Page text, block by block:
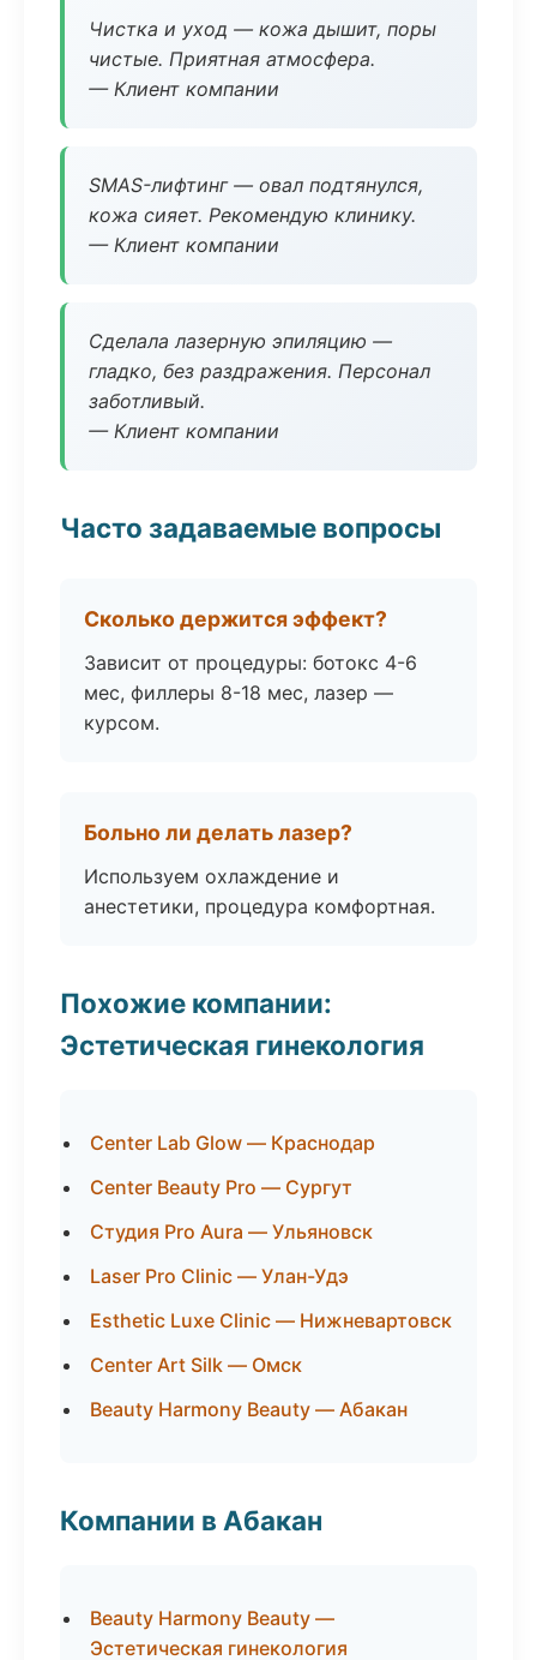
Чистка и уход — кожа дышит, поры
чистые. Приятная атмосфера.
— Клиент компании
SMAS-лифтинг — овал подтянулся,
кожа сияет. Рекомендую клинику.
— Клиент компании
Сделала лазерную эпиляцию —
гладко, без раздражения. Персонал
заботливый.
— Клиент компании
Часто задаваемые вопросы
Сколько держится эффект?
Зависит от процедуры: ботокс 4-6
мес, филлеры 8-18 мес, лазер —
курсом.
Больно ли делать лазер?
Используем охлаждение и
анестетики, процедура комфортная.
Похожие компании:
Эстетическая гинекология
Center Lab Glow — Краснодар
Center Beauty Pro — Сургут
Студия Pro Aura — Ульяновск
Laser Pro Clinic — Улан-Удэ
Esthetic Luxe Clinic — Нижневартовск
Center Art Silk — Омск
Beauty Harmony Beauty — Абакан
Компании в Абакан
Beauty Harmony Beauty —
Эстетическая гинекология